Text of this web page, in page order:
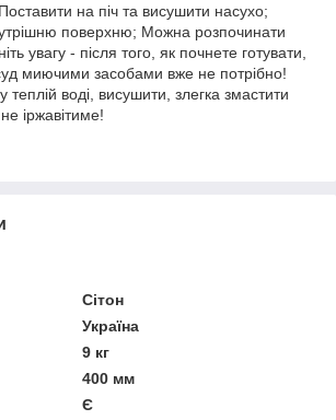
на піч та висушити насухо;
поверхню; Можна розпочинати
увагу - після того, як почнете готувати,
миючими засобами вже не потрібно!
теплій воді, висушити, злегка змастити
іржавітиме!
Сітон
Україна
9 кг
400 мм
Є